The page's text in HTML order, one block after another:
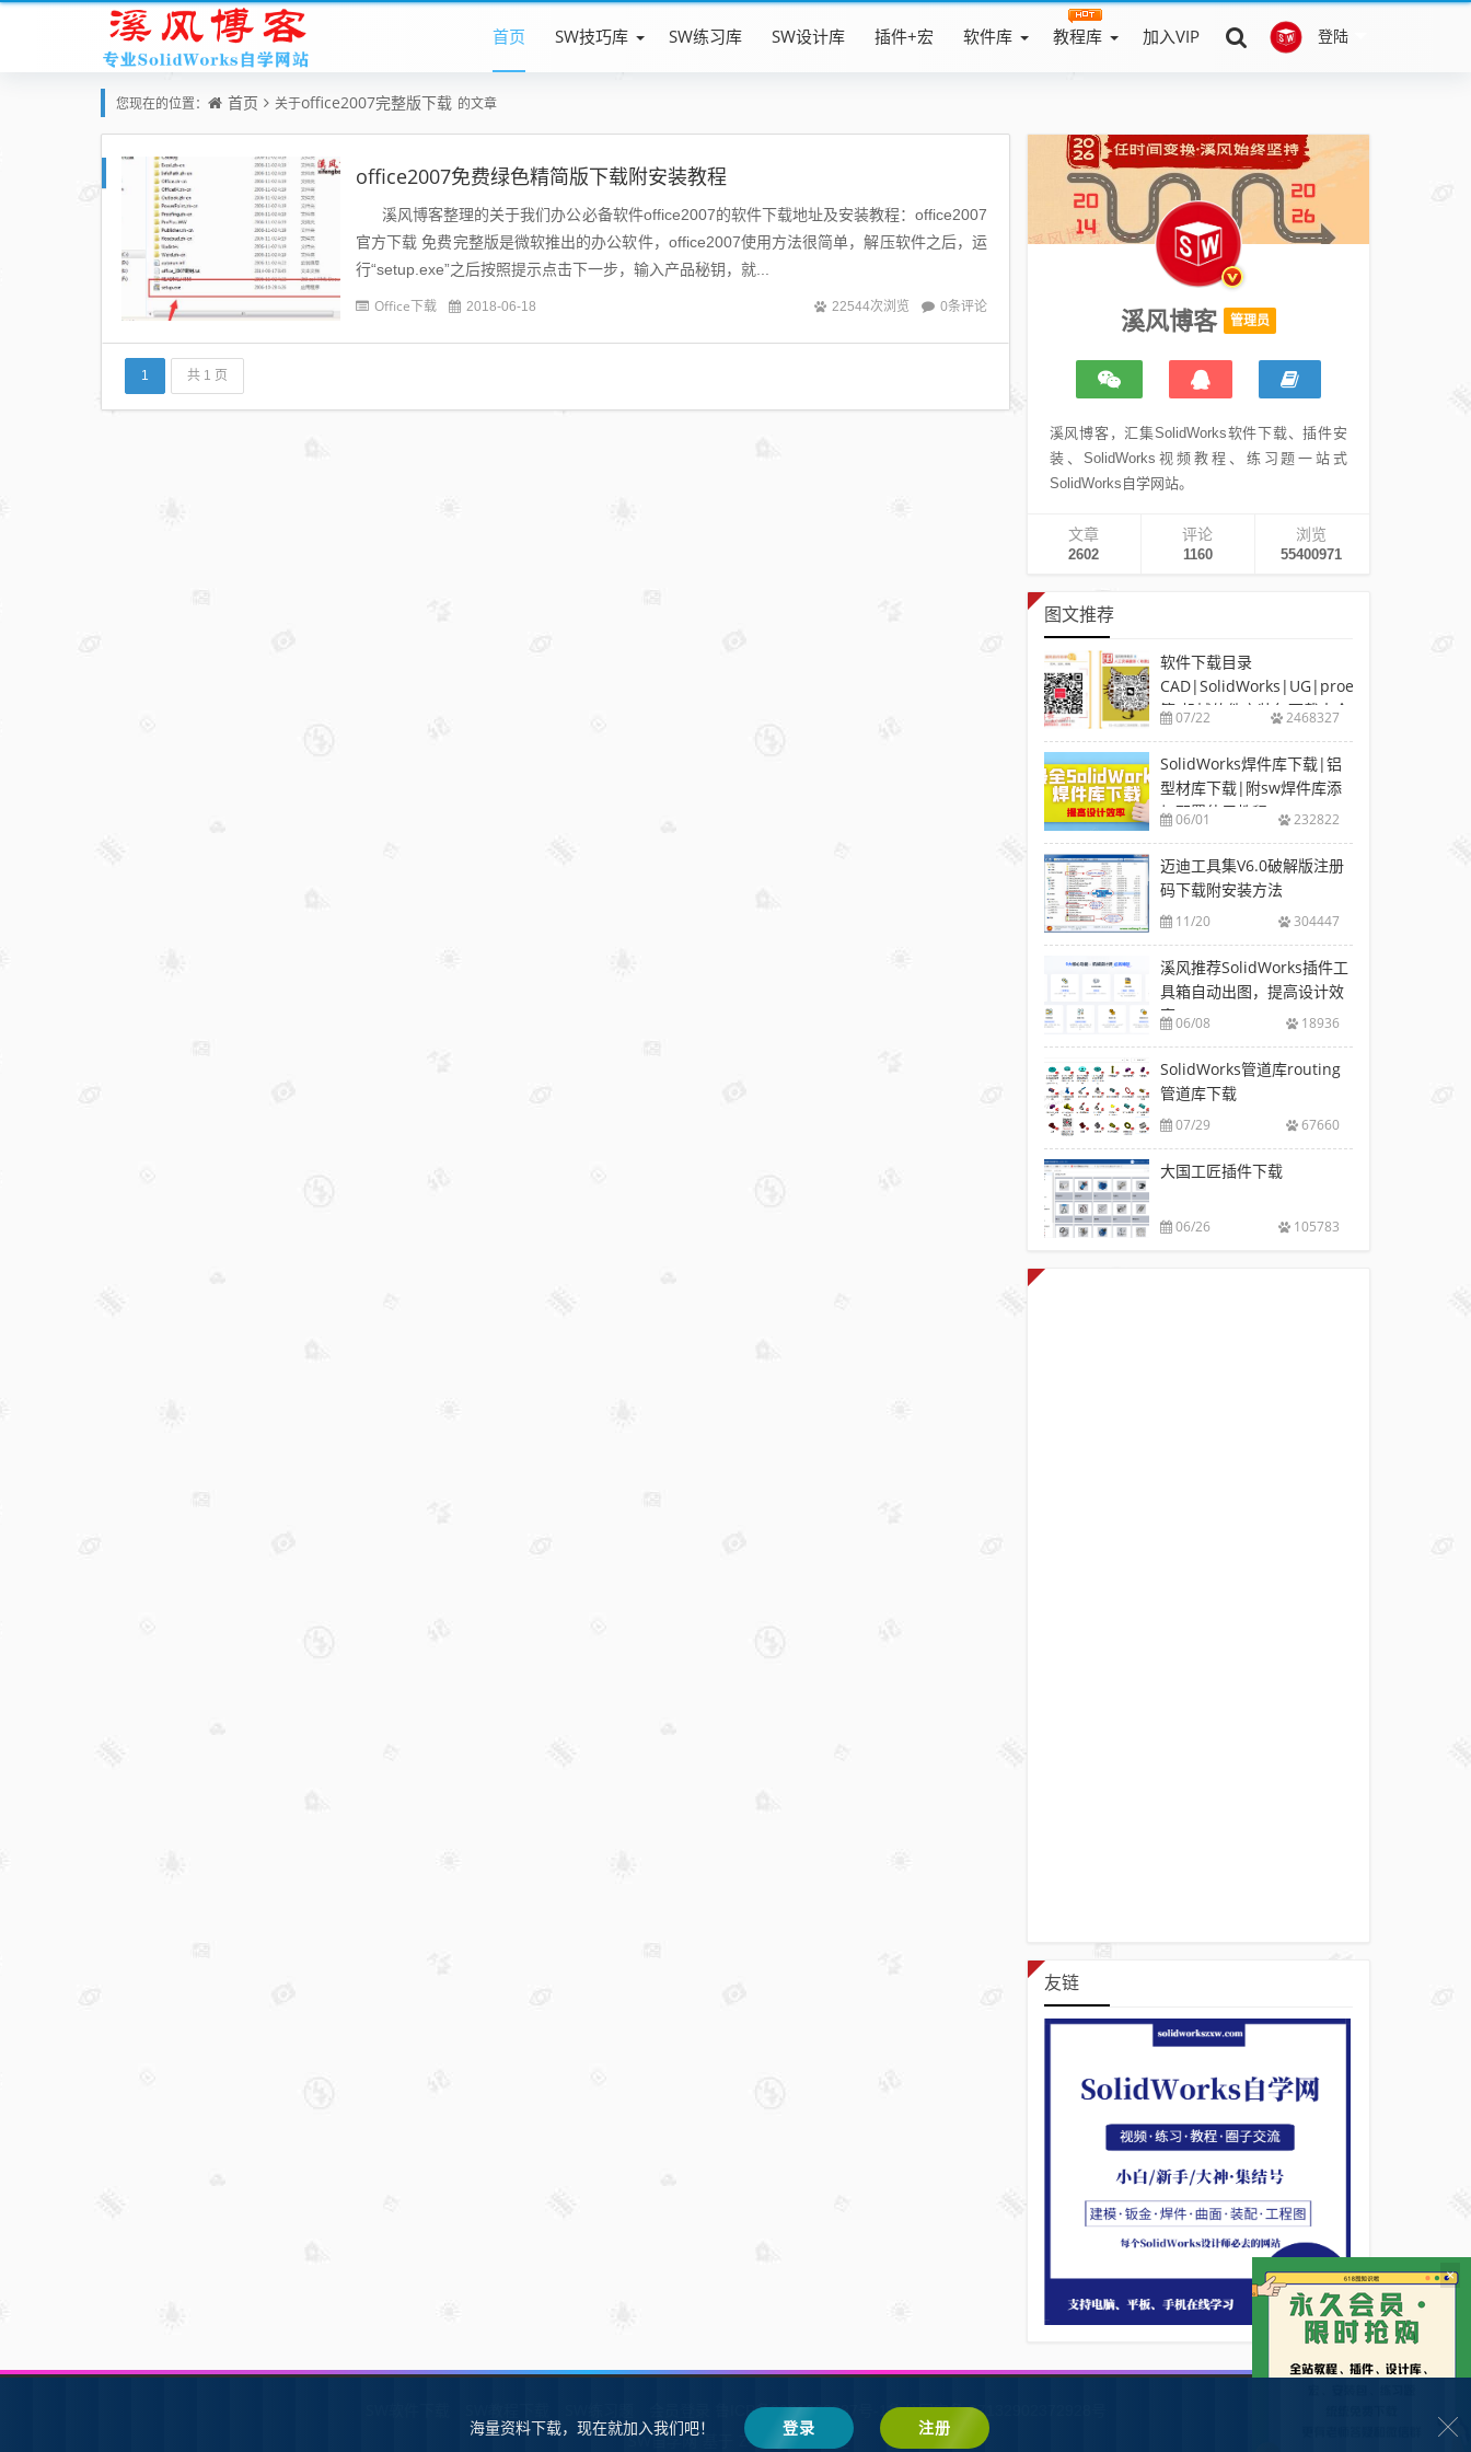
登陆
首页 SW技巧库 SW练习库 SW设计库 插件+宏 软件库 教程库 加入VIP
您现在的位置： 首页 关于office2007完整版下载 的文章
office2007免费绿色精简版下载附安装教程
溪风博客整理的关于我们办公必备软件office2007的软件下载地址及安装教程：office2007
官方下载 免费完整版是微软推出的办公软件，office2007使用方法很简单，解压软件之后，运
行“setup.exe”之后按照提示点击下一步，输入产品秘钥，就...
Office下载 2018-06-18 22544次浏览 0条评论
1 共 1 页
溪风博客 管理员
溪风博客，汇集SolidWorks软件下载、插件安
装、SolidWorks视频教程、练习题一站式
SolidWorks自学网站。
文章
2602
评论
1160
浏览
55400971
图文推荐
软件下载目录
CAD|SolidWorks|UG|proe
等-机械软件安装包下载大全
07/22 2468327
SolidWorks焊件库下载|铝
型材库下载|附sw焊件库添
加配置使用教程
06/01 232822
迈迪工具集V6.0破解版注册
码下载附安装方法
11/20 304447
溪风推荐SolidWorks插件工
具箱自动出图，提高设计效
率06/08 18936
SolidWorks管道库routing
管道库下载
07/29 67660
大国工匠插件下载
06/26 105783
友链
鲁ICP备2021002287号-1鲁公网安备 37132902372928号
SW自学网 Z-BlogPHP 搭建
×
海量资料下载，现在就加入我们吧！ 登录 注册